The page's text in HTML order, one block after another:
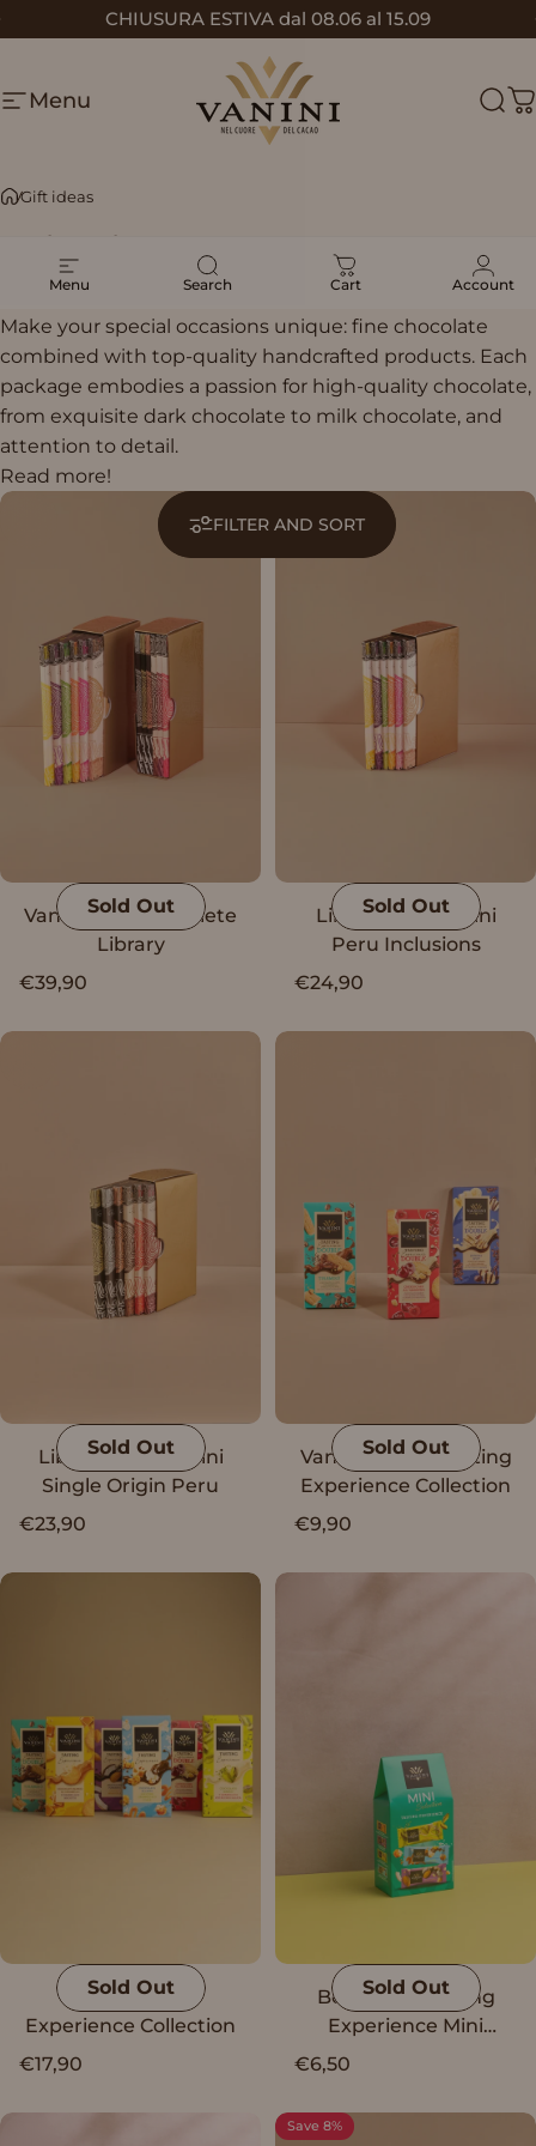
Skip to contentCHIUSURA ESTIVA dal 08.06 al 15.09
Pause slideshow
Menu Vanini
Menu Search Cart Account
Gift ideas
Gift ideas
Make your special occasions unique: fine chocolate
combined with top-quality handcrafted products. Each
package embodies a passion for high-quality chocolate,
from exquisite dark chocolate to milk chocolate, and
attention to detail.
Read more!
FILTER AND SORT
Sold Out
Vanini Peru Complete
Library
€39,90
Sold Out
Library with Vanini
Peru Inclusions
€24,90
Sold Out
Library Dark Vanini
Single Origin Peru
€23,90
Sold Out
Vanini Double Tasting
Experience Collection
€9,90
Sold Out
Vanini Tasting
Experience Collection
€17,90
Sold Out
Box Vanini Tasting
Experience Mini
Selection g.15 x 10
€6,50
Save 8%